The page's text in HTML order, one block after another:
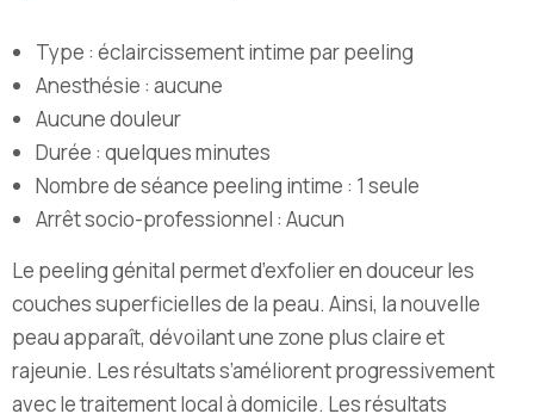
Type : éclaircissement intime par peeling
Anesthésie : aucune
Aucune douleur
Durée : quelques minutes
Nombre de séance peeling intime : 1 seule
Arrêt socio-professionnel : Aucun
Le peeling génital permet d’exfolier en douceur les
couches superficielles de la peau. Ainsi, la nouvelle
peau apparaît, dévoilant une zone plus claire et
rajeunie. Les résultats s’améliorent progressivement
avec le traitement local à domicile. Les résultats